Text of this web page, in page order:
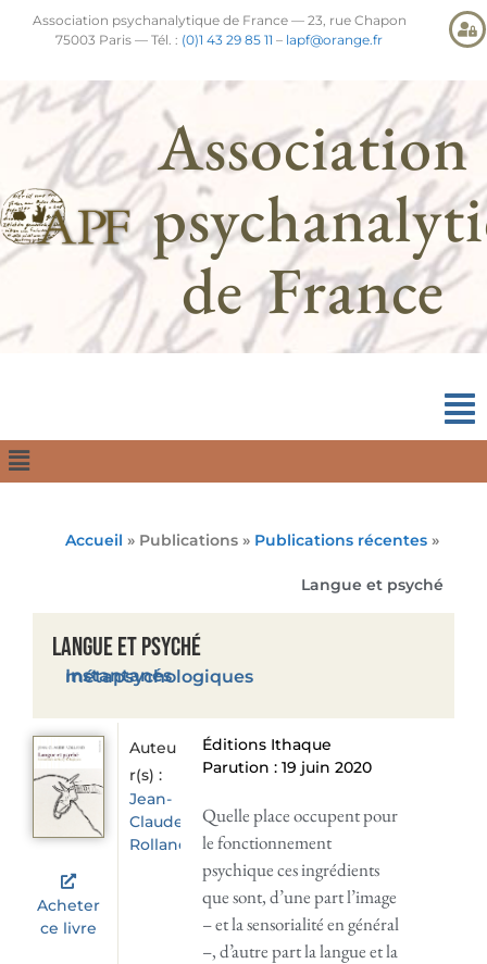
Association psychanalytique de France — 23, rue Chapon
75003 Paris — Tél. : (0)1 43 29 85 11 – lapf@orange.fr
Association
de France
Accueil » Publications » Publications récentes »
Langue et psyché
Langue et psyché
Instantanés métapsychologiques
Acheter
ce livre
Auteu
r(s) :
Jean-
Claude
Rolland
Éditions Ithaque
Parution : 19 juin 2020
Quelle place occupent pour
le fonctionnement
psychique ces ingrédients
que sont, d’une part l’image
– et la sensorialité en général
–, d’autre part la langue et la